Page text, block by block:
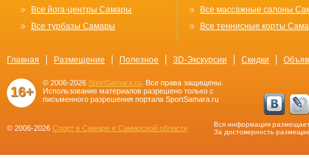
Все йога-центры Самары
Все турбазы Самары
Все массажные салоны
Все теннисные корты
Главная Размещение Полезное 3D-Экскурсии Скидки
16+
© 2006-2026 SportSamara.ru . Все права защищены.
Использование материалов разрешено только с
письменного разрешения портала SportSamara.ru
© 2006-2026 Спорт в Самаре и Самарской области
Вся информация
За достоверность